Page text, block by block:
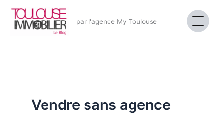
contenu
par l'agence My Toulouse
Vendre sans agence